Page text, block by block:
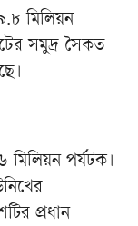
মিলিয়ন
সমুদ্র সৈকত
মিলিয়ন পর্যটক।
প্রধান